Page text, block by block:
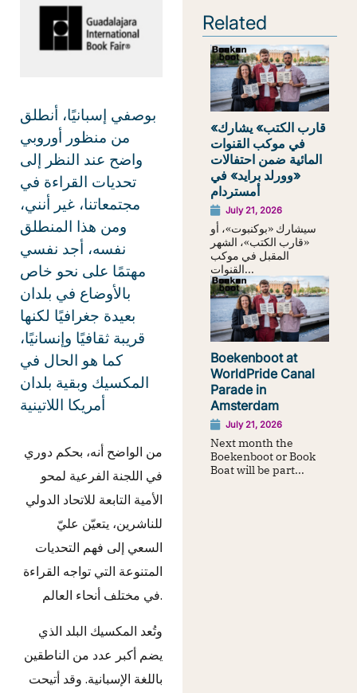
بوصفي إسبانيًا، أنطلق
من منظور أوروبي
واضح عند النظر إلى
تحديات القراءة في
مجتمعاتنا، غير أنني،
ومن هذا المنطلق
نفسه، أجد نفسي
مهتمًا على نحو خاص
بالأوضاع في بلدان
بعيدة جغرافيًا لكنها
قريبة ثقافيًا وإنسانيًا،
كما هو الحال في
المكسيك وبقية بلدان
أمريكا اللاتينية
من الواضح أنه، بحكم دوري
في اللجنة الفرعية لمحو
الأمية التابعة للاتحاد الدولي
للناشرين، يتعيّن عليّ
السعي إلى فهم التحديات
المتنوعة التي تواجه القراءة
في مختلف أنحاء العالم.
وتُعد المكسيك البلد الذي
يضم أكبر عدد من الناطقين
باللغة الإسبانية. وقد أتيحت
Related
«قارب الكتب» يشارك
في موكب القنوات
المائية ضمن احتفالات
«وورلد برايد» في
أمستردام
July 21, 2026
سيشارك «بوكنبوت»، أو
«قارب الكتب»، الشهر
المقبل في موكب
القنوات...
Boekenboot at
WorldPride Canal
Parade in
Amsterdam
July 21, 2026
Next month the
Boekenboot or Book
Boat will be part...